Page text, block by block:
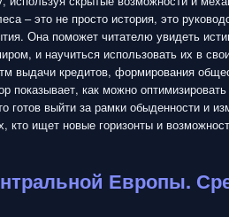
– это не просто история, это
Она поможет читателю увидеть
и научиться использовать их в
выдачи кредитов, формирования
показывает, как можно
готов выйти за рамки обыденности и
кто ищет новые горизонты и
Европы.